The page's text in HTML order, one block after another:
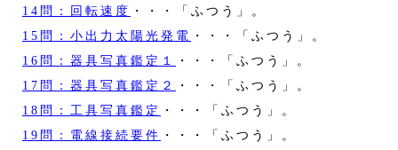
14問：回転速度 ・・・「ふつう」。
15問：小出力太陽光発電 ・・・「ふつう」。
16問：器具写真鑑定１
・・・「ふつう」。
17問：器具写真鑑定２
・・・「ふつう」。
18問：工具写真鑑定
・・・「ふつう」。
19問：電線接続要件 ・・・「ふつう」。